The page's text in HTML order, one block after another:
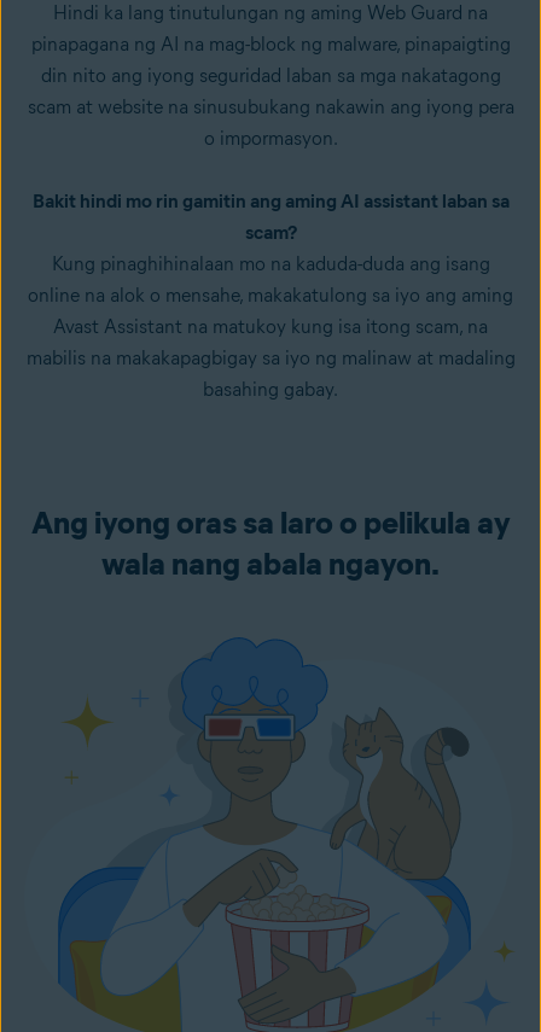
Hindi ka lang tinutulungan ng aming Web Guard na
pinapagana ng AI na mag-block ng malware, pinapaigting
din nito ang iyong seguridad laban sa mga nakatagong
scam at website na sinusubukang nakawin ang iyong pera
o impormasyon.
Bakit hindi mo rin gamitin ang aming AI assistant laban sa
scam?
Kung pinaghihinalaan mo na kaduda-duda ang isang
online na alok o mensahe, makakatulong sa iyo ang aming
Avast Assistant na matukoy kung isa itong scam, na
mabilis na makakapagbigay sa iyo ng malinaw at madaling
basahing gabay.
Ang iyong oras sa laro o pelikula ay
wala nang abala ngayon.